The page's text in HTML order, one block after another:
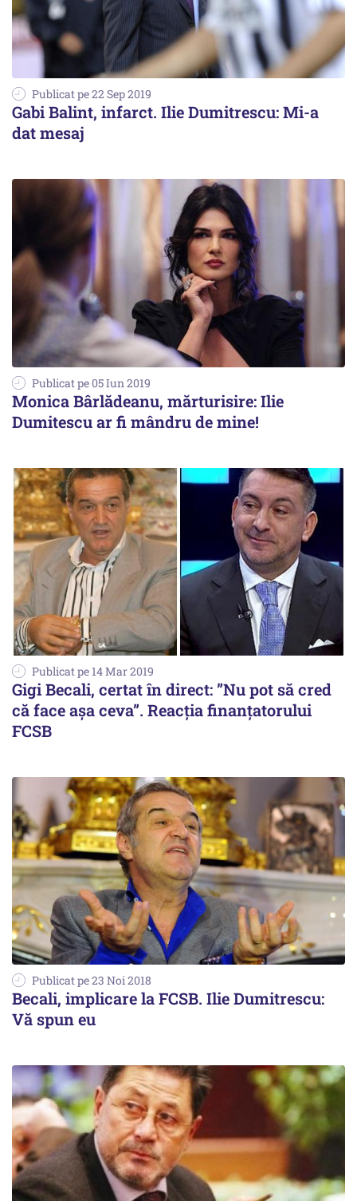
Publicat pe 22 Sep 2019
Gabi Balint, infarct. Ilie Dumitrescu: Mi-a
dat mesaj
Publicat pe 05 Iun 2019
Monica Bârlădeanu, mărturisire: Ilie
Dumitescu ar fi mândru de mine!
Publicat pe 14 Mar 2019
Gigi Becali, certat în direct: ”Nu pot să cred
că face așa ceva”. Reacția finanțatorului
FCSB
Publicat pe 23 Noi 2018
Becali, implicare la FCSB. Ilie Dumitrescu:
Vă spun eu